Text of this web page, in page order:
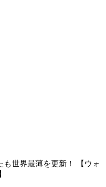
も世界最薄を更新！ 【ウォ